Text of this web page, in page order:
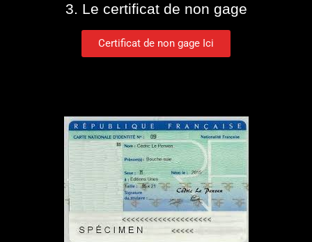
3. Le certificat de non gage
Certificat de non gage Ici